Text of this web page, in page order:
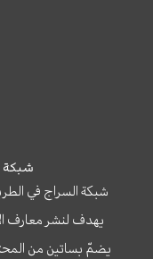
شبكة
شبكة السراج في
يهدف لنشر معارف
يضمّ بساتين من